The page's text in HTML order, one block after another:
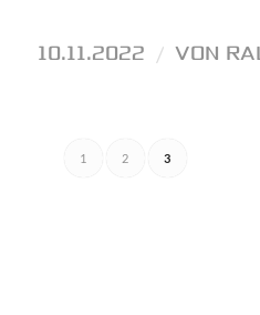
10.11.2022 / VON
1 2 3